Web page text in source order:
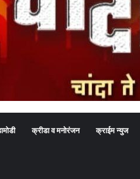
क्रीडा व मनोरंजन क्राईम न्युज